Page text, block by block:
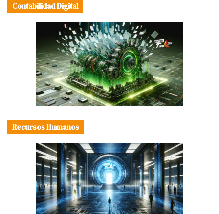
Contabilidad Digital
Recursos Humanos